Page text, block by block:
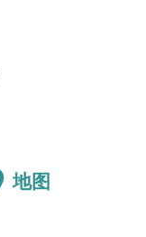
地图